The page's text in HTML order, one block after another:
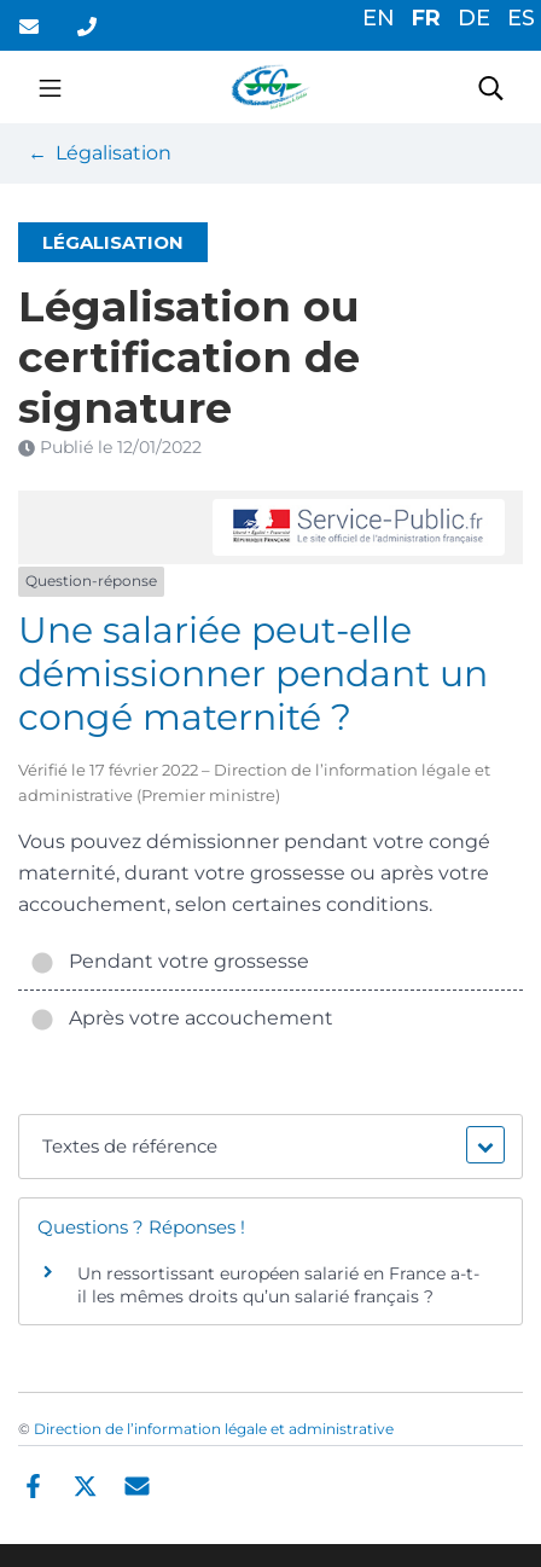
Aller
au
contenu
EN FR DE ES
Saint-Germain-du-
Légalisation
LÉGALISATION
Légalisation ou
certification de
signature
Publié le 12/01/2022
Question-réponse
Une salariée peut-elle
démissionner pendant un
congé maternité ?
Vérifié le 17 février 2022 – Direction de l’information légale et
administrative (Premier ministre)
Vous pouvez démissionner pendant votre congé
maternité, durant votre grossesse ou après votre
accouchement, selon certaines conditions.
Pendant votre grossesse
Après votre accouchement
Textes de référence
Questions ? Réponses !
Un ressortissant européen salarié en France a-t-
il les mêmes droits qu’un salarié français ?
© Direction de l’information légale et administrative